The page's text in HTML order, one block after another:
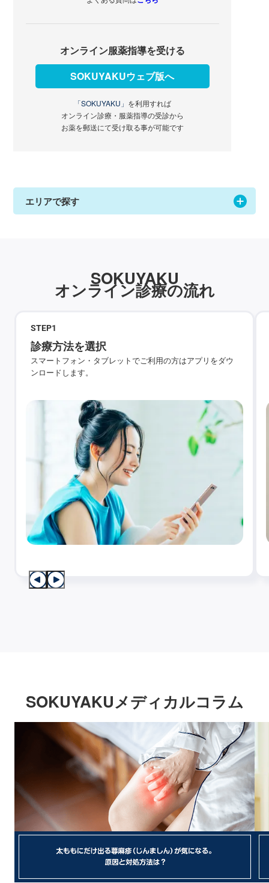
オンライン服薬指導を受ける
SOKUYAKUウェブ版へ
「SOKUYAKU」 を利用すれば
オンライン診療・服薬指導の受診から
お薬を郵送にて受け取る事が可能です
エリアで探す
SOKUYAKU
オンライン診療の流れ
STEP1
診療方法を選択
スマートフォン・タブレットでご利用の方はアプリをダウ
ンロードします。
SOKUYAKUメディカルコラム